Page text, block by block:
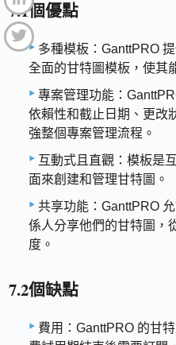
7.1個優點
多種模板：GanttPRO
全面的甘特圖模板，使其
專案管理功能：
依賴性和截止日期、更改
強整個專案管理流程。
互動式且直觀：模板是
面來創建和管理甘特圖。
共享功能：GanttPRO
係人分享他們的甘特圖，
度。
7.2個缺點
費用：GanttPRO 的甘